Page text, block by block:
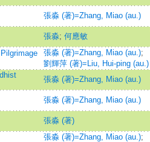
張淼 (著)=Zhang, Miao (au.)
張淼; 何應敏
張淼 (著)=Zhang, Miao (au.);
劉輝萍 (著)=Liu, Hui-ping (au.)
張淼 (著)=Zhang, Miao (au.)
張淼 (著)=Zhang, Miao (au.)
張淼 (著)
張淼 (著)=Zhang, Miao (au.);